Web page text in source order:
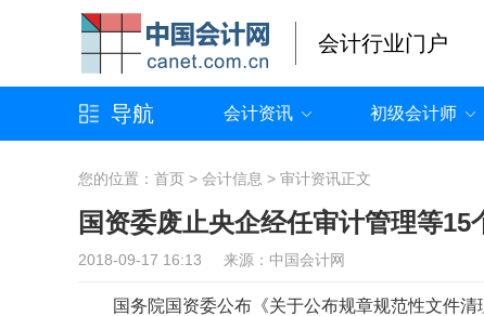
会计行业门户
导航 会计资讯 初级会计师
您的位置： 首页 > 会计信息 > 审计资讯正文
国资委废止央企经任审计管理等15
2018-09-17 16:13 来源：中国会计网
国务院国资委公布《关于公布规章规范性文件清